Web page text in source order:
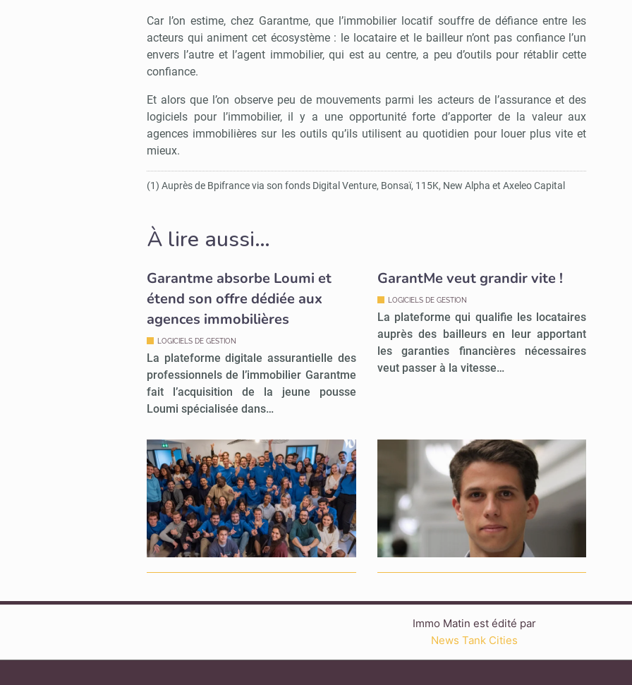
Car l’on estime, chez Garantme, que l’immobilier locatif souffre de défiance entre les
acteurs qui animent cet écosystème : le locataire et le bailleur n’ont pas confiance l’un
envers l’autre et l’agent immobilier, qui est au centre, a peu d’outils pour rétablir cette
confiance.
Et alors que l’on observe peu de mouvements parmi les acteurs de l’assurance et des
logiciels pour l’immobilier, il y a une opportunité forte d’apporter de la valeur aux
agences immobilières sur les outils qu’ils utilisent au quotidien pour louer plus vite et
mieux.
(1) Auprès de Bpifrance via son fonds Digital Venture, Bonsaï, 115K, New Alpha et Axeleo Capital
À lire aussi…
Garantme absorbe Loumi et
étend son offre dédiée aux
agences immobilières
LOGICIELS DE GESTION
La plateforme digitale assurantielle des
professionnels de l’immobilier Garantme
fait l’acquisition de la jeune pousse
Loumi spécialisée dans…
GarantMe veut grandir vite !
LOGICIELS DE GESTION
La plateforme qui qualifie les locataires
auprès des bailleurs en leur apportant
les garanties financières nécessaires
veut passer à la vitesse…
Immo Matin est édité par
News Tank Cities